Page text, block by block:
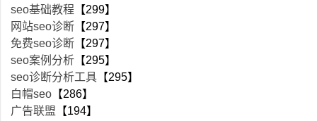
seo基础教程 【299】
网站seo诊断 【297】
免费seo诊断 【297】
seo案例分析 【295】
seo诊断分析工具 【295】
白帽seo 【286】
广告联盟 【194】